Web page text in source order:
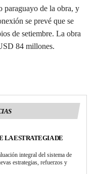
paraguayo de la obra, y
se prevé que se
de setiembre. La obra
84 millones.
LA ESTRATEGIA DE
integral del sistema de
estrategias, refuerzos y